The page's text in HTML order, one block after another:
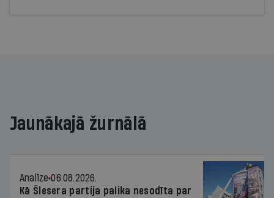
Jaunākajā žurnālā
Analīze 06.08.2026.
Kā Šlesera partija palika nesodīta par